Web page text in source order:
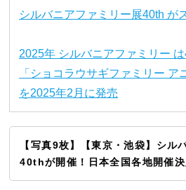
シルバニアファミリー展40th が
2025年 シルバニアファミリー
「ショコラウサギファミリー ア
を2025年2月に発売
【写真9枚】【東京・池袋】シル
40thが開催！日本全国各地開催